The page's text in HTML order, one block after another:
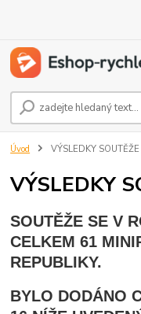
Úvod VÝSLEDKY
VÝSLEDKY
SOUTĚŽE SE V
CELKEM 61
REPUBLIKY.
BYLO DODÁNO